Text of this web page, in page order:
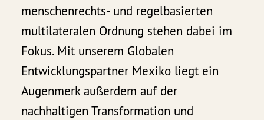
menschenrechts- und regelbasierten
multilateralen Ordnung stehen dabei im
Fokus. Mit unserem Globalen
Entwicklungspartner Mexiko liegt ein
Augenmerk außerdem auf der
nachhaltigen Transformation und